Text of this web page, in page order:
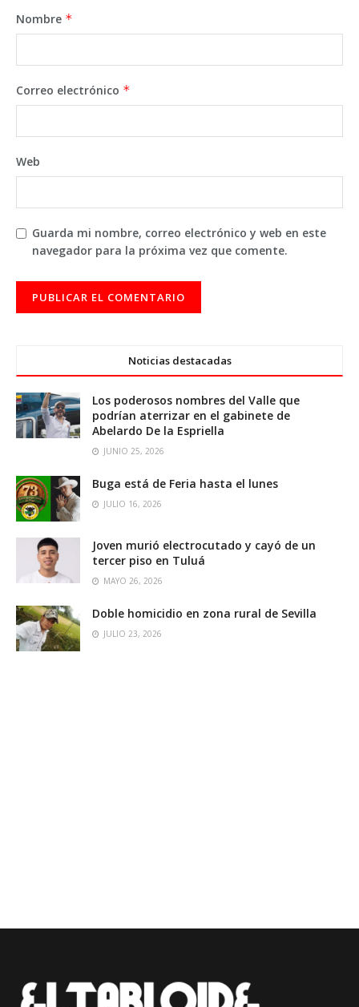
Nombre *
Correo electrónico *
Web
Guarda mi nombre, correo electrónico y web en este
navegador para la próxima vez que comente.
Noticias destacadas
Los poderosos nombres del Valle que
podrían aterrizar en el gabinete de
Abelardo De la Espriella
JUNIO 25, 2026
Buga está de Feria hasta el lunes
JULIO 16, 2026
Joven murió electrocutado y cayó de un
tercer piso en Tuluá
MAYO 26, 2026
Doble homicidio en zona rural de Sevilla
JULIO 23, 2026